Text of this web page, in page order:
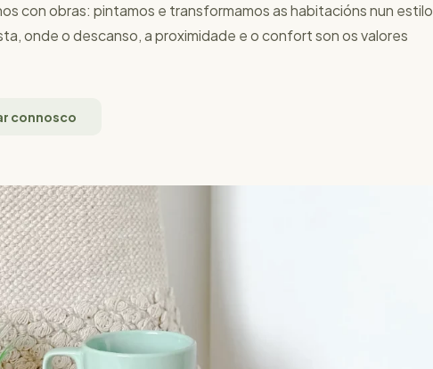
con obras: pintamos e transformamos as habitacións nun estilo
onde o descanso, a proximidade e o confort son os valores
connosco